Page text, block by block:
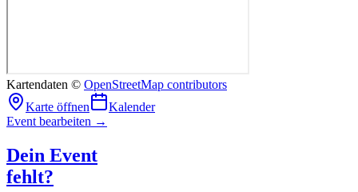
Kartendaten © OpenStreetMap contributors
Karte öffnen
Kalender
Event bearbeiten →
Dein Event
fehlt?